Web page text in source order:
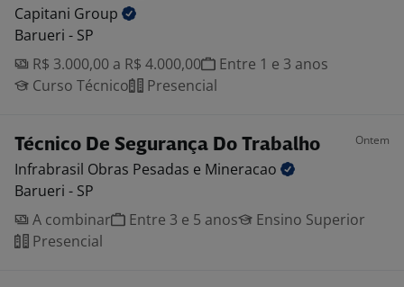
Capitani Group
Barueri - SP
R$ 3.000,00 a R$ 4.000,00
Entre 1 e 3 anos
Curso Técnico
Presencial
Técnico De Segurança Do Trabalho Ontem
Infrabrasil Obras Pesadas e Mineracao
Barueri - SP
A combinar
Entre 3 e 5 anos
Ensino Superior
Presencial